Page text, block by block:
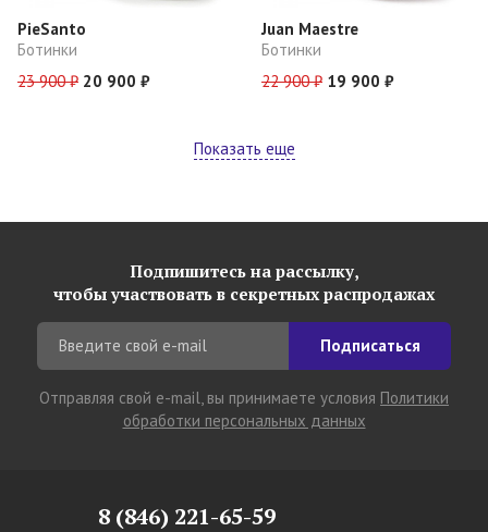
PieSanto
Ботинки
23 900 ₽ 20 900 ₽
Juan Maestre
Ботинки
22 900 ₽ 19 900 ₽
Показать еще
Подпишитесь на рассылку,
чтобы участвовать в секретных распродажах
Подписаться
Отправляя свой e-mail, вы принимаете условия Политики
обработки персональных данных
8 (846) 221-65-59